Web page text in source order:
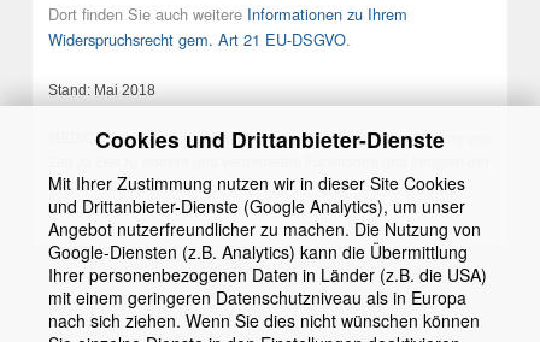
Cookies und Drittanbieter-Dienste
Mit Ihrer Zustimmung nutzen wir in dieser Site Cookies
und Drittanbieter-Dienste (Google Analytics), um unser
Angebot nutzerfreundlicher zu machen. Die Nutzung von
Google-Diensten (z.B. Analytics) kann die Übermittlung
Ihrer personenbezogenen Daten in Länder (z.B. die USA)
mit einem geringeren Datenschutzniveau als in Europa
nach sich ziehen. Wenn Sie dies nicht wünschen können
Dort finden Sie auch weitere Informationen zu Ihrem
Widerspruchsrecht gem. Art 21 EU-DSGVO.
Stand: Mai 2018
MEDICE behält sich das Recht vor, diese Datenschutzerklärung von
Website anzupassen.